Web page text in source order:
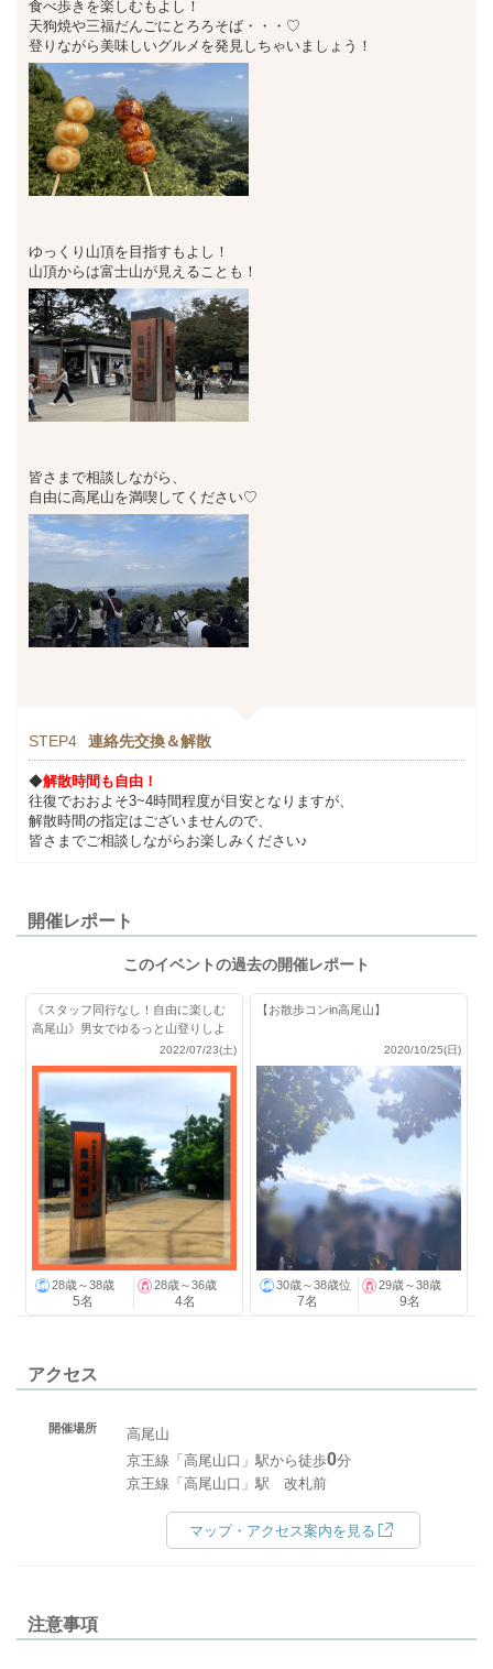
食べ歩きを楽しむもよし！
天狗焼や三福だんごにとろろそば・・・♡
登りながら美味しいグルメを発見しちゃいましょう！
ゆっくり山頂を目指すもよし！
山頂からは富士山が見えることも！
皆さまで相談しながら、
自由に高尾山を満喫してください♡
STEP4 連絡先交換＆解散
◆解散時間も自由！
往復でおおよそ3~4時間程度が目安となりますが、
解散時間の指定はございませんので、
皆さまでご相談しながらお楽しみください♪
開催レポート
このイベントの過去の開催レポート
《スタッフ同行なし！自由に楽しむ
高尾山》男女でゆるっと山登りしよ
2022/07/23(土)
28歳～38歳
5名
28歳～36歳
4名
【お散歩コンin高尾山】
2020/10/25(日)
30歳～38歳位
7名
29歳～38歳
9名
アクセス
開催場所
高尾山
京王線「高尾山口」駅から徒歩0分
京王線「高尾山口」駅 改札前
マップ・アクセス案内を見る
注意事項